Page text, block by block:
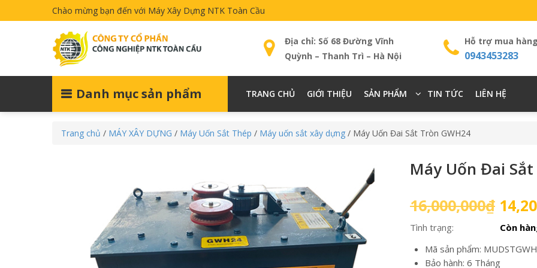
Chào mừng bạn đến với Máy Xây Dựng NTK Toàn Cầu
Địa chỉ: Số 68 Đường Vĩnh
Quỳnh – Thanh Trì – Hà Nội
Hỗ trợ mua hàng
0943453283
Danh mục sản phẩm TRANG CHỦ GIỚI THIỆU SẢN PHẨM TIN TỨC LIÊN HỆ
Trang chủ / MÁY XÂY DỰNG / Máy Uốn Sắt Thép / Máy uốn sắt xây dựng / Máy Uốn Đai Sắt Tròn GWH24
Máy Uốn Đai
16,000,000₫ Giá
gốc
là:
Tình trạng:
Còn
Mã sản phẩm:
Bảo hành: 6 Tháng